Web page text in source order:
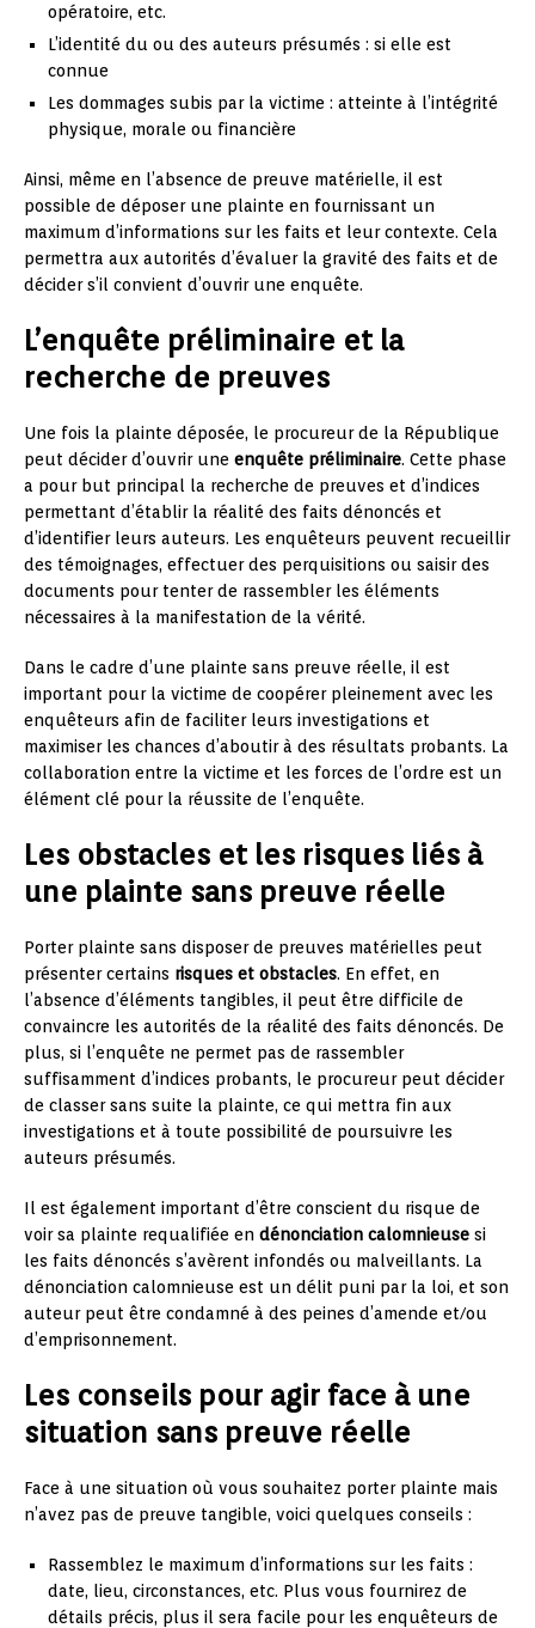
opératoire, etc.
L’identité du ou des auteurs présumés : si elle est
connue
Les dommages subis par la victime : atteinte à l’intégrité
physique, morale ou financière
Ainsi, même en l’absence de preuve matérielle, il est
possible de déposer une plainte en fournissant un
maximum d’informations sur les faits et leur contexte. Cela
permettra aux autorités d’évaluer la gravité des faits et de
décider s’il convient d’ouvrir une enquête.
L’enquête préliminaire et la
recherche de preuves
Une fois la plainte déposée, le procureur de la République
peut décider d’ouvrir une enquête préliminaire. Cette phase
a pour but principal la recherche de preuves et d’indices
permettant d’établir la réalité des faits dénoncés et
d’identifier leurs auteurs. Les enquêteurs peuvent recueillir
des témoignages, effectuer des perquisitions ou saisir des
documents pour tenter de rassembler les éléments
nécessaires à la manifestation de la vérité.
Dans le cadre d’une plainte sans preuve réelle, il est
important pour la victime de coopérer pleinement avec les
enquêteurs afin de faciliter leurs investigations et
maximiser les chances d’aboutir à des résultats probants. La
collaboration entre la victime et les forces de l’ordre est un
élément clé pour la réussite de l’enquête.
Les obstacles et les risques liés à
une plainte sans preuve réelle
Porter plainte sans disposer de preuves matérielles peut
présenter certains risques et obstacles. En effet, en
l’absence d’éléments tangibles, il peut être difficile de
convaincre les autorités de la réalité des faits dénoncés. De
plus, si l’enquête ne permet pas de rassembler
suffisamment d’indices probants, le procureur peut décider
de classer sans suite la plainte, ce qui mettra fin aux
investigations et à toute possibilité de poursuivre les
auteurs présumés.
Il est également important d’être conscient du risque de
voir sa plainte requalifiée en dénonciation calomnieuse si
les faits dénoncés s’avèrent infondés ou malveillants. La
dénonciation calomnieuse est un délit puni par la loi, et son
auteur peut être condamné à des peines d’amende et/ou
d’emprisonnement.
Les conseils pour agir face à une
situation sans preuve réelle
Face à une situation où vous souhaitez porter plainte mais
n’avez pas de preuve tangible, voici quelques conseils :
Rassemblez le maximum d’informations sur les faits :
date, lieu, circonstances, etc. Plus vous fournirez de
détails précis, plus il sera facile pour les enquêteurs de